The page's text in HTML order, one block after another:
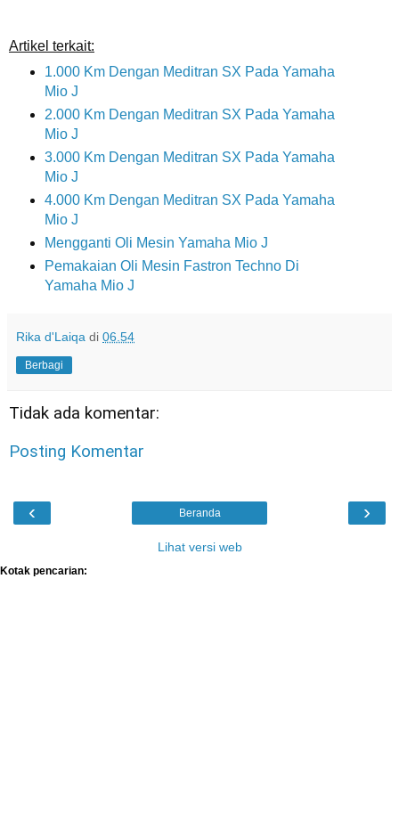
Artikel terkait:
1.000 Km Dengan Meditran SX Pada Yamaha
Mio J
2.000 Km Dengan Meditran SX Pada Yamaha
Mio J
3.000 Km Dengan Meditran SX Pada Yamaha
Mio J
4.000 Km Dengan Meditran SX Pada Yamaha
Mio J
Mengganti Oli Mesin Yamaha Mio J
Pemakaian Oli Mesin Fastron Techno Di
Yamaha Mio J
Rika d'Laiqa di 06.54
Berbagi
Tidak ada komentar:
Posting Komentar
‹ ›
Beranda
Lihat versi web
Kotak pencarian: